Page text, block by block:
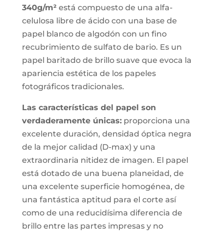
340g/m²está compuesto de una alfa-
celulosa libre de ácido con una base de
papel blanco de algodón con un fino
recubrimiento de sulfato de bario. Es un
papel baritado de brillo suave que evoca la
apariencia estética de los papeles
fotográficos tradicionales.
Las características del papel son
verdaderamente únicas:proporciona una
excelente duración, densidad óptica negra
de la mejor calidad (D-max) y una
extraordinaria nitidez de imagen. El papel
está dotado de una buena planeidad, de
una excelente superficie homogénea, de
una fantástica aptitud para el corte así
como de una reducidísima diferencia de
brillo entre las partes impresas y no